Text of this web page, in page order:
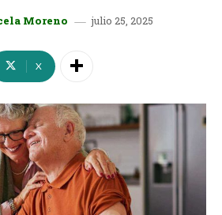
Moreno julio 25, 2025
X